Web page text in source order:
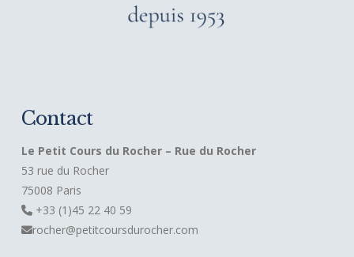
Contact
Le Petit Cours du Rocher – Rue du Rocher
53 rue du Rocher
75008 Paris
+33 (1)45 22 40 59
rocher@petitcoursdurocher.com